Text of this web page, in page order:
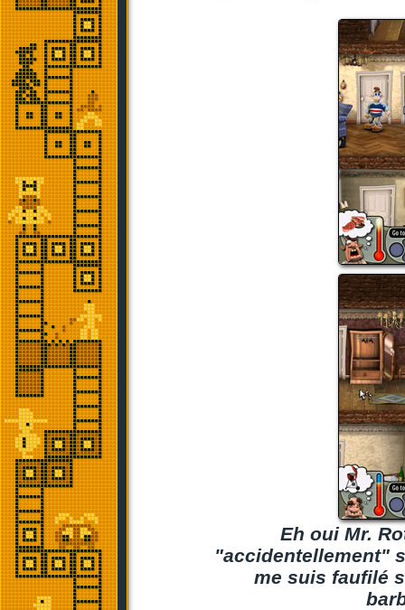
Eh oui Mr.
"accidentellement"
me suis faufilé